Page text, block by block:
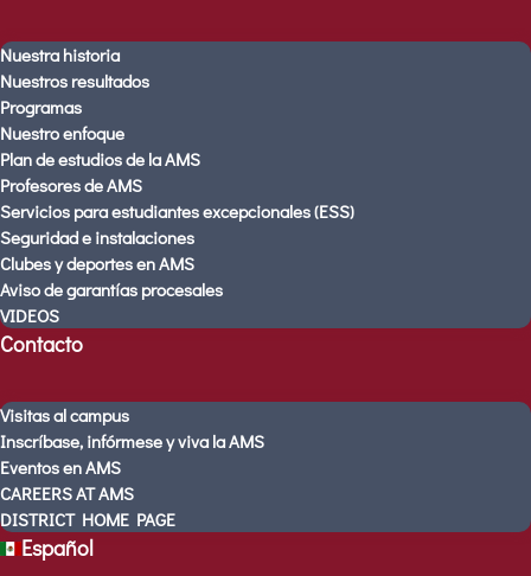
Nuestra historia
Nuestra historia
Nuestros resultados
Programas
Nuestro enfoque
Plan de estudios de la AMS
Profesores de AMS
Servicios para estudiantes excepcionales (ESS)
Seguridad e instalaciones
Clubes y deportes en AMS
Aviso de garantías procesales
VIDEOS
Contacto
Visitas al campus
Inscríbase, infórmese y viva la AMS
Eventos en AMS
CAREERS AT AMS
DISTRICT HOME PAGE
Español